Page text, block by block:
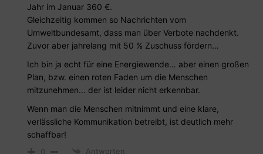
Jahr im Januar 360 €.
Gleichzeitig kommen so Nachrichten vom
Umweltbundesamt, dass man über Verbote nachdenkt.
Zuvor aber jahrelang mit 50 % Zuschuss fördern…
Ich bin ja echt für eine Energiewende… aber einen großen
Plan, bzw. einen roten Faden um die Menschen
mitzunehmen… der ist leider nicht erkennbar.
Wenn man die Menschen mitnimmt und eine klare,
verlässliche Kommunikation betreibt, ist deutlich mehr
schaffbar!
0 Antworten